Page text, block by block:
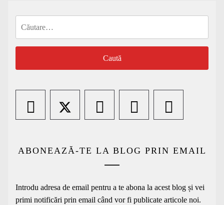
ABONEAZĂ-TE LA BLOG PRIN EMAIL
Introdu adresa de email pentru a te abona la acest blog și vei
primi notificări prin email când vor fi publicate articole noi.